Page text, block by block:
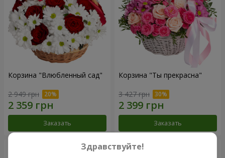
Корзина "Влюбленный сад"
2 949 грн
Заказать
Корзина "Ты прекрасна"
3 427 грн
Заказать
Здравствуйте!